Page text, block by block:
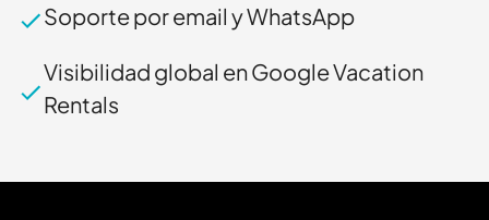
Soporte por email y WhatsApp
Visibilidad global en Google Vacation
Rentals